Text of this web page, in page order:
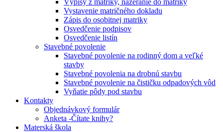
Výpisy z matriky, nazeranie do matriky
Vystavenie matričného dokladu
Zápis do osobitnej matriky
Osvedčenie podpisov
Osvedčenie listín
Stavebné povolenie
Stavebné povolenie na rodinný dom a veľké
stavby
Stavebné povolenia na drobnú stavbu
Stavebné povolenie na čističku odpadových vôd
Vyňatie pôdy pod stavbu
Kontakty
Objednávkový formulár
Anketa -Čítate knihy?
Materská škola